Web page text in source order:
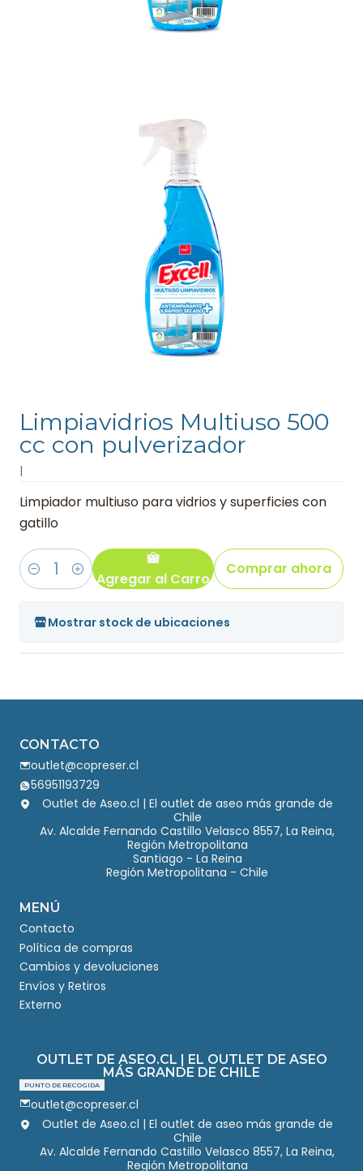
Limpiavidrios Multiuso 500
cc con pulverizador
|
Limpiador multiuso para vidrios y superficies con
gatillo
Cantidad Agregar al Carro
Comprar ahora
Mostrar stock de ubicaciones
CONTACTO
outlet@copreser.cl
56951193729
Outlet de Aseo.cl | El outlet de aseo más grande de
Chile
Av. Alcalde Fernando Castillo Velasco 8557, La Reina,
Región Metropolitana
Santiago - La Reina
Región Metropolitana - Chile
MENÚ
Contacto
Política de compras
Cambios y devoluciones
Envíos y Retiros
Externo
OUTLET DE ASEO.CL | EL OUTLET DE ASEO
MÁS GRANDE DE CHILE
PUNTO DE RECOGIDA
outlet@copreser.cl
Outlet de Aseo.cl | El outlet de aseo más grande de
Chile
Av. Alcalde Fernando Castillo Velasco 8557, La Reina,
Región Metropolitana